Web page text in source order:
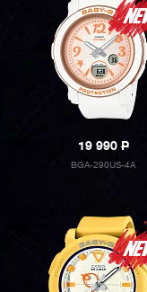
19 990P
BGA-290US-4A